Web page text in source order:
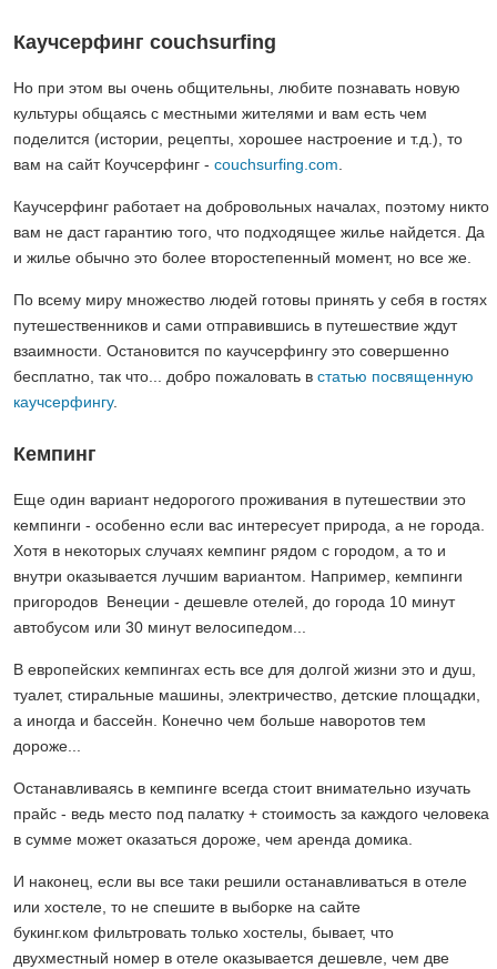
Каучсерфинг couchsurfing
Но при этом вы очень общительны, любите познавать новую
культуры общаясь с местными жителями и вам есть чем
поделится (истории, рецепты, хорошее настроение и т.д.), то
вам на сайт Коучсерфинг - couchsurfing.com
Каучсерфинг работает на добровольных началах, поэтому никто
вам не даст гарантию того, что подходящее жилье найдется. Да
и жилье обычно это более второстепенный момент, но все же.
По всему миру множество людей готовы принять у себя в гостях
путешественников и сами отправившись в путешествие ждут
взаимности. Остановится по каучсерфингу это совершенно
бесплатно, так что... добро пожаловать в статью посвященную
каучсерфингу.
Кемпинг
Еще один вариант недорогого проживания в путешествии это
кемпинги - особенно если вас интересует природа, а не города.
Хотя в некоторых случаях кемпинг рядом с городом, а то и
внутри оказывается лучшим вариантом. Например, кемпинги
пригородов Венеции - дешевле отелей, до города 10 минут
автобусом или 30 минут велосипедом...
В европейских кемпингах есть все для долгой жизни это и душ,
туалет, стиральные машины, электричество, детские площадки,
а иногда и бассейн. Конечно чем больше наворотов тем
дороже...
Останавливаясь в кемпинге всегда стоит внимательно изучать
прайс - ведь место под палатку + стоимость за каждого человека
в сумме может оказаться дороже, чем аренда домика.
И наконец, если вы все таки решили останавливаться в отеле
или хостеле, то не спешите в выборке на сайте
букинг.ком фильтровать только хостелы, бывает, что
двухместный номер в отеле оказывается дешевле, чем две